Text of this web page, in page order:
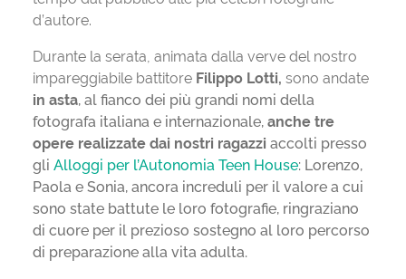
d’autore.
Durante la serata, animata dalla verve del nostro
impareggiabile battitore Filippo Lotti, sono andate
in asta, al fianco dei più grandi nomi della
fotografa italiana e internazionale, anche tre
opere realizzate dai nostri ragazzi accolti presso
gli Alloggi per l’Autonomia Teen House: Lorenzo,
Paola e Sonia, ancora increduli per il valore a cui
sono state battute le loro fotografie, ringraziano
di cuore per il prezioso sostegno al loro percorso
di preparazione alla vita adulta.